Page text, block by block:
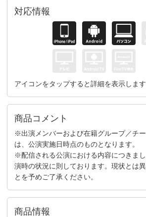
対応情報
アイコンをタップすると詳細を表示します
商品コメント
※出演メンバーおよび在籍グループ／チ
は、公演実施日時点のものとなります。
※配信される公演における内容につきま
演時の状況に則しております。現状とは
とを予めご了承ください。
商品情報